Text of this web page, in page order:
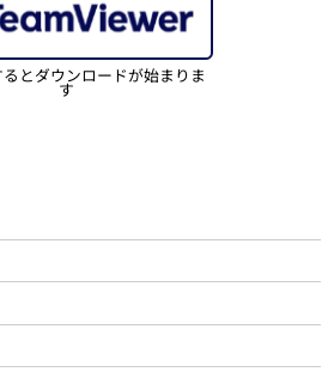
とダウンロードが始まりま
す